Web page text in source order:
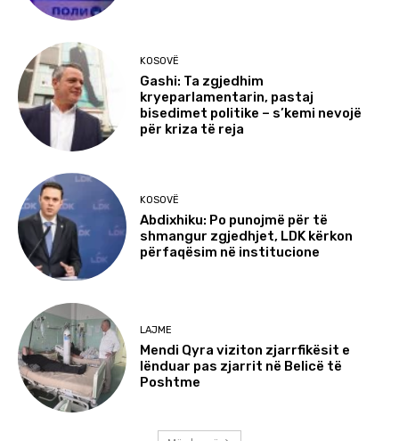
KOSOVË
Gashi: Ta zgjedhim
kryeparlamentarin, pastaj
bisedimet politike – s’kemi nevojë
për kriza të reja
KOSOVË
Abdixhiku: Po punojmë për të
shmangur zgjedhjet, LDK kërkon
përfaqësim në institucione
LAJME
Mendi Qyra viziton zjarrfikësit e
lënduar pas zjarrit në Belicë të
Poshtme